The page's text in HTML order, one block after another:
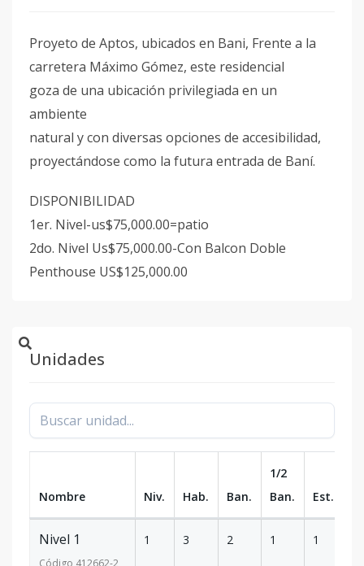
Proyeto de Aptos, ubicados en Bani, Frente a la
carretera Máximo Gómez, este residencial
goza de una ubicación privilegiada en un
ambiente
natural y con diversas opciones de accesibilidad,
proyectándose como la futura entrada de Baní.
DISPONIBILIDAD
1er. Nivel-us$75,000.00=patio
2do. Nivel Us$75,000.00-Con Balcon Doble
Penthouse US$125,000.00
Unidades
Nombre Niv. Hab. Ban.
1/2
Ban.
Est.
Nivel 1
Código 412662-2
1 3 2 1 1